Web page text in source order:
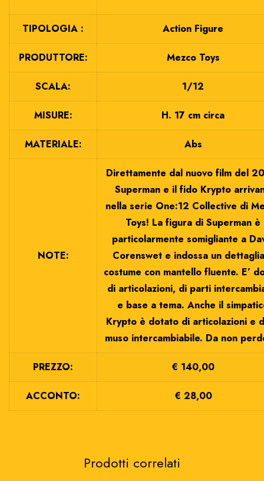
TIPOLOGIA : Action Figure
PRODUTTORE: Mezco Toys
SCALA: 1/12
MISURE: H. 17 cm circa
MATERIALE: Abs
NOTE:
Direttamente dal nuovo film del
Superman e il fido Krypto
nella serie One:12 Collective di
Toys! La figura di Superman è
particolarmente somigliante a
Corenswet e indossa un
costume con mantello fluente. E’
di articolazioni, di parti
e base a tema. Anche il
Krypto è dotato di articolazioni e
muso intercambiabile. Da non
PREZZO: € 140,00
ACCONTO: € 28,00
Prodotti correlati